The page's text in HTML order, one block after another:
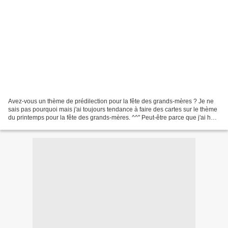
Avez-vous un thème de prédilection pour la fête des grands-mères ? Je ne
sais pas pourquoi mais j'ai toujours tendance à faire des cartes sur le thème
du printemps pour la fête des grands-mères. ^^" Peut-être parce que j'ai hâte